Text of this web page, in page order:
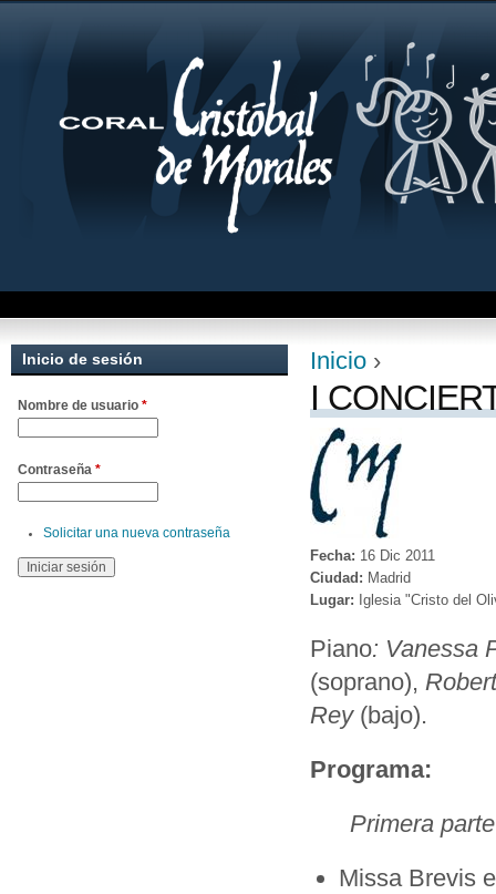
Se encuentra
Inicio ›
I
Fecha: 16 Dic 2011
Ciudad: Madrid
Lugar: Iglesia "Cristo del
Piano: Vanessa
(soprano),
Rey (bajo).
Programa:
Primera parte
Missa Brevis
Inicio de sesión
Nombre de usuario *
Contraseña *
Solicitar una nueva contraseña